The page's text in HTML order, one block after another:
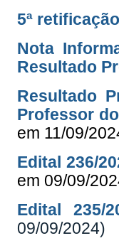
5ª
Nota
Resultado
Resultado
Professor
em 11/09/
Edital 236/
em 09/09/
Edital 235/
09/09/2024)